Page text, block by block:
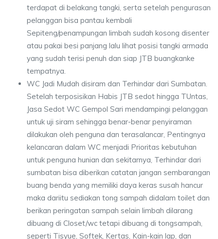
terdapat di belakang tangki, serta setelah pengurasan
pelanggan bisa pantau kembali
Sepiteng/penampungan limbah sudah kosong disenter
atau pakai besi panjang lalu lihat posisi tangki armada
yang sudah terisi penuh dan siap JTB buangkanke
tempatnya.
WC Jadi Mudah disiram dan Terhindar dari Sumbatan.
Setelah terposisikan Habis JTB sedot hingga TUntas,
Jasa Sedot WC Gempol Sari mendampingi pelanggan
untuk uji siram sehingga benar-benar penyiraman
dilakukan oleh penguna dan terasalancar, Pentingnya
kelancaran dalam WC menjadi Prioritas kebutuhan
untuk penguna hunian dan sekitarnya, Terhindar dari
sumbatan bisa diberikan catatan jangan sembarangan
buang benda yang memiliki daya keras susah hancur
maka dariitu sediakan tong sampah didalam toilet dan
berikan peringatan sampah selain limbah dilarang
dibuang di Closet/wc tetapi dibuang di tongsampah,
seperti Tisyue, Softek, Kertas, Kain-kain lap, dan